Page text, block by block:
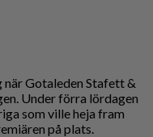
när Gotaleden Stafett &
Under förra lördagen
som ville heja fram
på plats.